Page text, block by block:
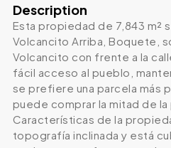
Description
Esta propiedad de 7,843 m²
Volcancito Arriba, Boquete,
Volcancito con frente a la
fácil acceso al pueblo,
se prefiere una parcela más
puede comprar la mitad de la
Características de la
topografía inclinada y está